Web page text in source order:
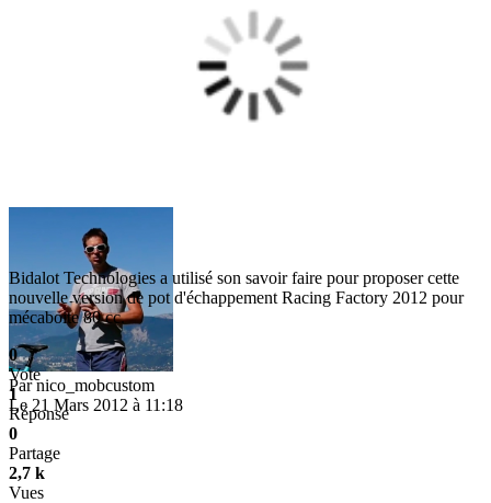
Parnico_mobcustom
Le 21 Mars 2012 à 11:18
Bidalot Technologies a utilisé son savoir faire pour proposer cette
nouvelle version de pot d'échappement Racing Factory 2012 pour
mécaboite 80 cc.
0
Vote
1
Réponse
0
Partage
2,7 k
Vues